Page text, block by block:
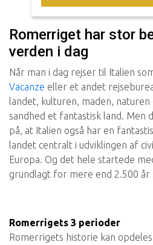
Romerriget har stor
verden i dag
Når man i dag rejser til Italien
Vacanze eller et andet
landet, kulturen, maden,
sandhed et fantastisk land. Men
på, at Italien også har en
landet centralt i udviklingen af
Europa. Og det hele startede
grundlagt for mere end 2.500 år
Romerrigets 3 perioder
Romerrigets historie kan